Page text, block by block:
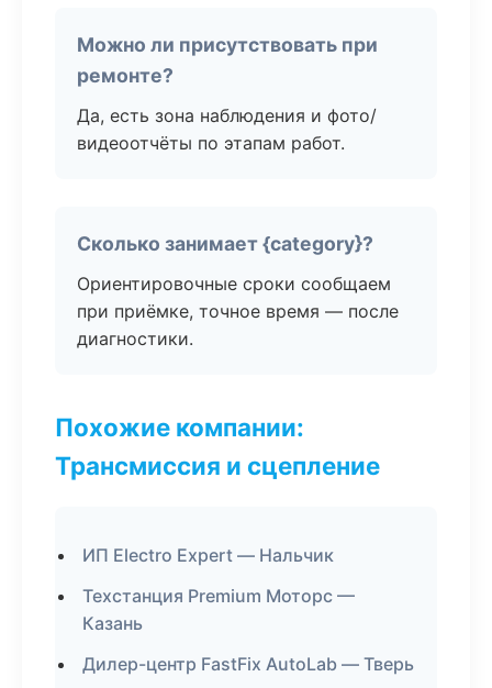
Можно ли присутствовать при
ремонте?
Да, есть зона наблюдения и фото/
видеоотчёты по этапам работ.
Сколько занимает {category}?
Ориентировочные сроки сообщаем
при приёмке, точное время — после
диагностики.
Похожие компании:
Трансмиссия и сцепление
ИП Electro Expert — Нальчик
Техстанция Premium Моторс —
Казань
Дилер-центр FastFix AutoLab — Тверь